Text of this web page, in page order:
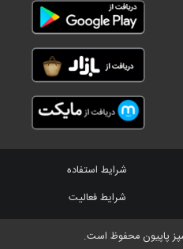
شرایط استفاده
شرایط فعالیت
پاپیون محفوظ است.